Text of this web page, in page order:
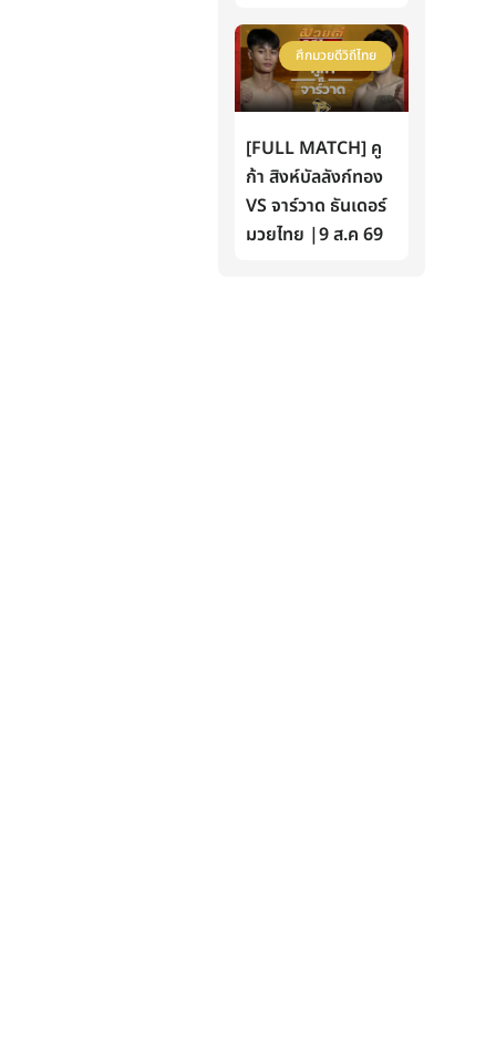
ศึกมวยดีวิถีไทย
[FULL MATCH] คู
ก้า สิงห์บัลลังก์ทอง
VS จาร์วาด ธันเดอร์
มวยไทย |9 ส.ค 69